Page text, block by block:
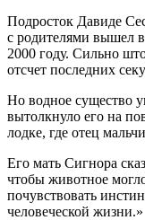
Подросток Давиде
с родителями вышел
2000 году. Сильно
отсчет последних
Но водное существо
вытолкнуло его на
лодке, где отец
Его мать Сигнора
чтобы животное
почувствовать
человеческой жизни.»